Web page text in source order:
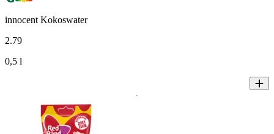
innocent Kokoswater
2.79
0,5 l